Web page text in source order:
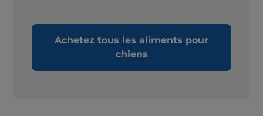
Achetez tous les aliments pour
chiens